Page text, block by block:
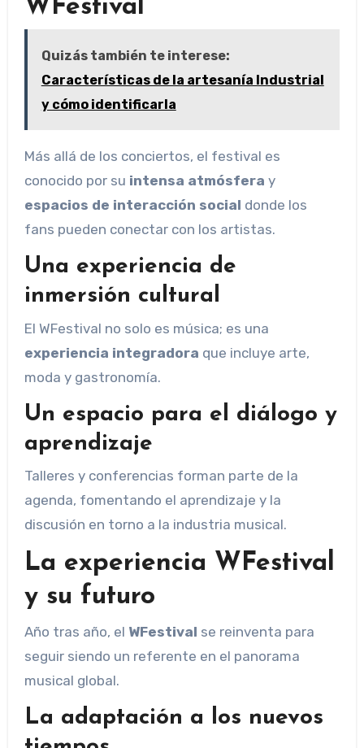
WFestival
Quizás también te interese:
Características de la artesanía Industrial
y cómo identificarla
Más allá de los conciertos, el festival es
conocido por su intensa atmósfera y
espacios de interacción social donde los
fans pueden conectar con los artistas.
Una experiencia de
inmersión cultural
El WFestival no solo es música; es una
experiencia integradora que incluye arte,
moda y gastronomía.
Un espacio para el diálogo y
aprendizaje
Talleres y conferencias forman parte de la
agenda, fomentando el aprendizaje y la
discusión en torno a la industria musical.
La experiencia WFestival
y su futuro
Año tras año, el WFestival se reinventa para
seguir siendo un referente en el panorama
musical global.
La adaptación a los nuevos